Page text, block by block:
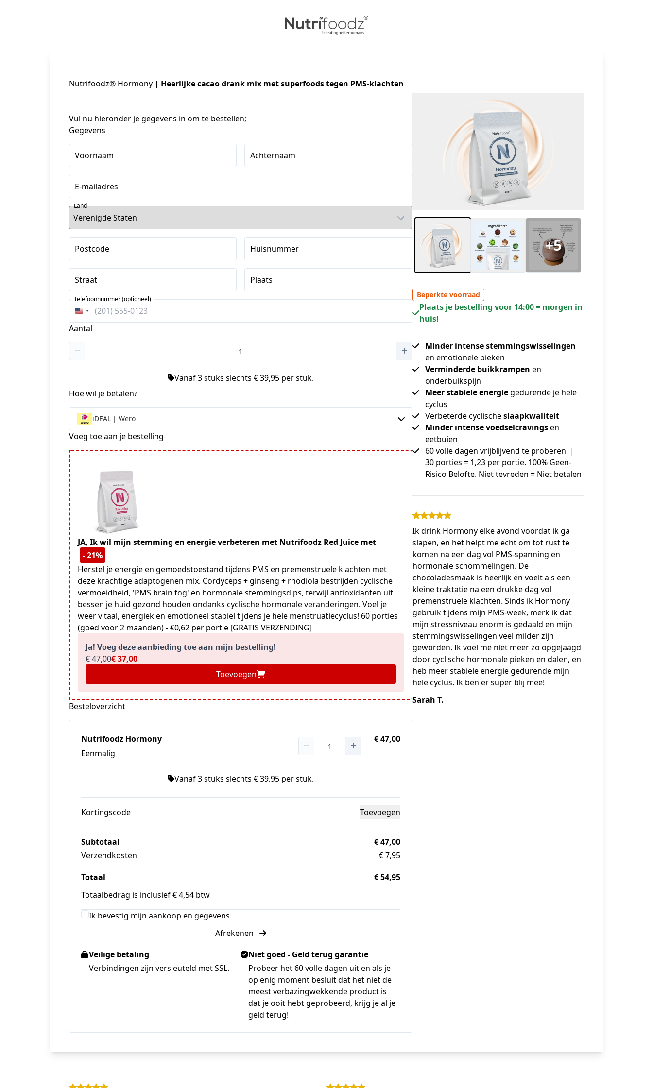
+5
Beperkte voorraad
Plaats je bestelling voor 14:00 = morgen in
huis!
Minder intense stemmingswisselingen
en emotionele pieken
Verminderde buikkrampen en
onderbuikspijn
Meer stabiele energiegedurende je hele
cyclus
Verbeterde cyclischeslaapkwaliteit
Minder intense voedselcravingsen
eetbuien
60 volle dagen vrijblijvend te proberen! |
30 porties = 1,23 per portie. 100% Geen-
Risico Belofte. Niet tevreden = Niet betalen
Ik drink Hormony elke avond voordat ik ga
slapen, en het helpt me echt om tot rust te
komen na een dag vol PMS-spanning en
hormonale schommelingen. De
chocoladesmaak is heerlijk en voelt als een
kleine traktatie na een drukke dag vol
premenstruele klachten. Sinds ik Hormony
gebruik tijdens mijn PMS-week, merk ik dat
mijn stressniveau enorm is gedaald en mijn
stemmingswisselingen veel milder zijn
geworden. Ik voel me niet meer zo opgejaagd
door cyclische hormonale pieken en dalen, en
heb meer stabiele energie gedurende mijn
hele cyclus. Ik ben er super blij mee!
Sarah T.
Nutrifoodz® Hormony | Heerlijke cacao drank mix met superfoodstegen PMS-klachten
Vul nu hieronder je gegevens in om te bestellen;
Gegevens
Voornaam Achternaam
E-mailadres
Land
Postcode Huisnummer
Straat Plaats
Verenigde
Staten
Telefoonnummer (optioneel)
Aantal
Vanaf 3 stuks slechts € 39,95 per stuk.
Hoe wil je betalen?
iDEAL | Wero
Voeg toe aan je bestelling
JA, Ik wil mijn stemming en energie verbeteren met Nutrifoodz Red Juice met
- 21%
Herstel je energie en gemoedstoestand tijdens PMS en premenstruele klachten met
deze krachtige adaptogenen mix. Cordyceps + ginseng + rhodiola bestrijden cyclische
vermoeidheid, 'PMS brain fog' en hormonale stemmingsdips, terwijl antioxidanten uit
bessen je huid gezond houden ondanks cyclische hormonale veranderingen. Voel je
weer vitaal, energiek en emotioneel stabiel tijdens je hele menstruatiecyclus! 60 porties
(goed voor 2 maanden) - €0,62 per portie [GRATIS VERZENDING]
Ja! Voeg deze aanbieding toe aan mijn bestelling!
€ 47,00€ 37,00
Toevoegen
Besteloverzicht
Nutrifoodz Hormony
Eenmalig
€ 47,00
Vanaf 3 stuks slechts € 39,95 per stuk.
Kortingscode Toevoegen
Subtotaal
€ 47,00
Verzendkosten
€ 7,95
Totaal
€ 54,95
Totaalbedrag is inclusief € 4,54 btw
Ik bevestig mijn aankoop en gegevens.
Afrekenen
Veilige betaling
Verbindingen zijn versleuteld met SSL.
Niet goed - Geld terug garantie
Probeer het 60 volle dagen uit en als je
op enig moment besluit dat het niet de
meest verbazingwekkende product is
dat je ooit hebt geprobeerd, krijg je al je
geld terug!